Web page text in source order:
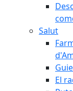
Salut
El